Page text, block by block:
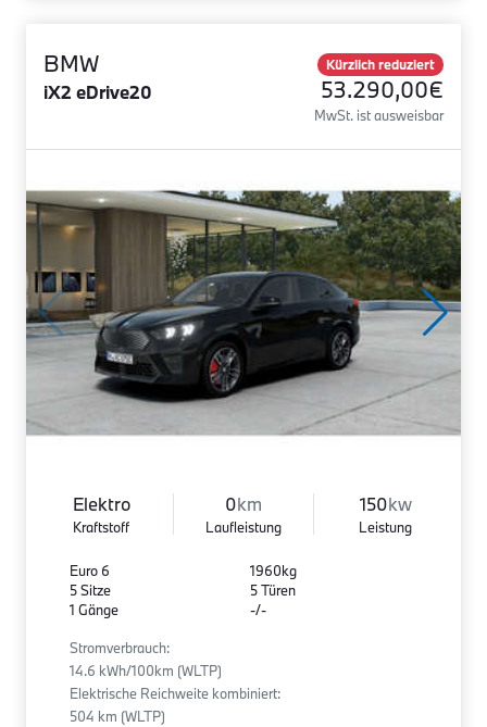
BMW
iX2 eDrive20
Kürzlich reduziert
53.290,00€
MwSt. ist ausweisbar
Elektro
Kraftstoff
0km
Laufleistung
150kw
Leistung
Euro 6
5 Sitze
1 Gänge
1960kg
5 Türen
-/-
Stromverbrauch:
14.6 kWh/100km (WLTP)
Elektrische Reichweite kombiniert:
504 km (WLTP)